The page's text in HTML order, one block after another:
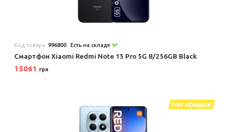
Код товара:996800 Есть на складе
Смартфон Xiaomi Redmi Note 15 Pro 5G 8/256GB Black
15061 грн